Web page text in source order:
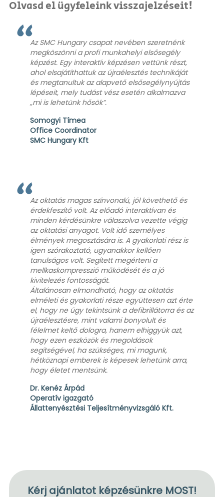
Olvasd el ügyfeleink visszajelzéseit!
Az SMC Hungary csapat nevében szeretnénk
megköszönni a profi munkahelyi elsősegély
képzést. Egy interaktív képzésen vettünk részt,
ahol elsajátíthattuk az újraélesztés technikáját
és megtanultuk az alapvető elsősegélynyújtás
lépéseit, mely tudást vész esetén alkalmazva
„mi is lehetünk hősök”.
Somogyi Tímea
Office Coordinator
SMC Hungary Kft
Az oktatás magas színvonalú, jól követhető és
érdekfeszítő volt. Az előadó interaktívan és
minden kérdésünkre válaszolva vezette végig
az oktatási anyagot. Volt idő személyes
élmények megosztására is. A gyakorlati rész is
igen szórakoztató, ugyanakkor kellően
tanulságos volt. Segített megérteni a
mellkaskompresszió működését és a jó
kivitelezés fontosságát.
Általánosan elmondható, hogy az oktatás
elméleti és gyakorlati része együttesen azt érte
el, hogy ne úgy tekintsünk a defibrillátorra és az
újraélesztésre, mint valami bonyolult és
félelmet keltő dologra, hanem elhiggyük azt,
hogy ezen eszközök és megoldások
segítségével, ha szükséges, mi magunk,
hétköznapi emberek is képesek lehetünk arra,
hogy életet mentsünk.
Dr. Kenéz Árpád
Operatív igazgató
Állattenyésztési Teljesítményvizsgáló Kft.
Kérj ajánlatot képzésünkre MOST!